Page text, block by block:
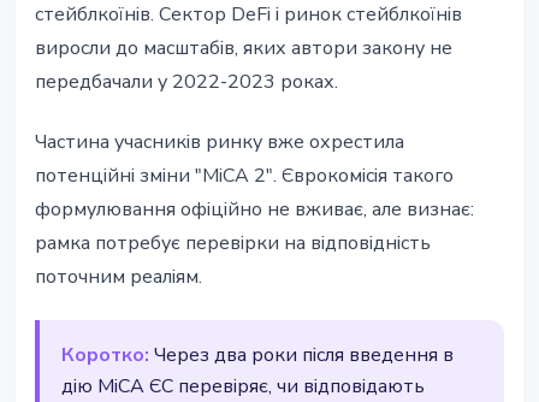
стейблкоїнів. Сектор DeFi і ринок стейблкоїнів
виросли до масштабів, яких автори закону не
передбачали у 2022-2023 роках.
Частина учасників ринку вже охрестила
потенційні зміни "MiCA 2". Єврокомісія такого
формулювання офіційно не вживає, але визнає:
рамка потребує перевірки на відповідність
поточним реаліям.
Коротко: Через два роки після введення в
дію MiCA ЄС перевіряє, чи відповідають